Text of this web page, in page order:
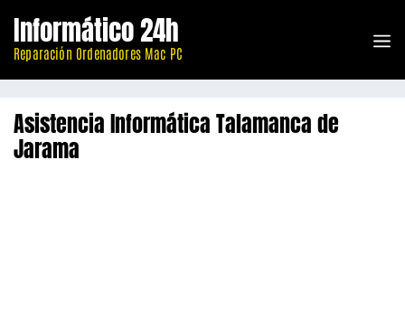
contenido
Informático 24h
Reparación Ordenadores Mac PC
Asistencia Informática Talamanca de
Jarama